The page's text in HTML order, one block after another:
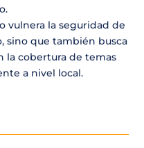
vulnera la seguridad de
sino que también busca
la cobertura de temas
a nivel local.